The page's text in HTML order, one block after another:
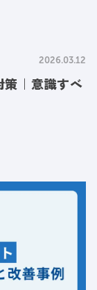
2026.03.12
策｜意識すべ